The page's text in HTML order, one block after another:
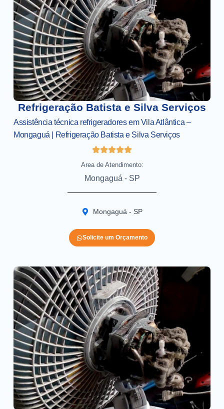
Refrigeração Batista e Silva Serviços
Assistência técnica refrigeradores em Vila Atlântica –
Mongaguá | Refrigeração Batista e Silva Serviços
Area de Atendimento:
Mongaguá - SP
Mongaguá - SP
Solicite um Orçamento